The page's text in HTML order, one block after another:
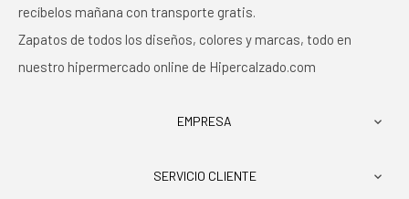
recíbelos mañana con transporte gratis.
Zapatos de todos los diseños, colores y marcas, todo en
nuestro hipermercado online de Hipercalzado.com
EMPRESA 
SERVICIO CLIENTE 